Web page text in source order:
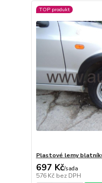
TOP produkt
Plastové lemy
697 Kč/sada
576 Kč bez DPH